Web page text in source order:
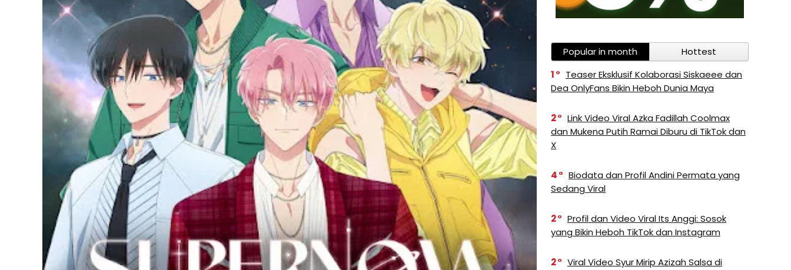
Popular in month
Hottest
1
Teaser Eksklusif Kolaborasi Siskaeee dan
Dea OnlyFans Bikin Heboh Dunia Maya
2
Link Video Viral Azka Fadillah Coolmax
dan Mukena Putih Ramai Diburu di TikTok dan
X
4
Biodata dan Profil Andini Permata yang
Sedang Viral
2
Profil dan Video Viral Its Anggi: Sosok
yang Bikin Heboh TikTok dan Instagram
2
Viral Video Syur Mirip Azizah Salsa di